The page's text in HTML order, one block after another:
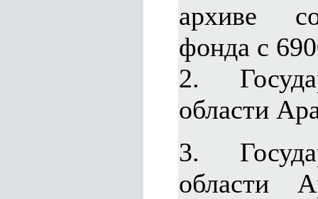
архиве
фонда с
2.
области
3.
области